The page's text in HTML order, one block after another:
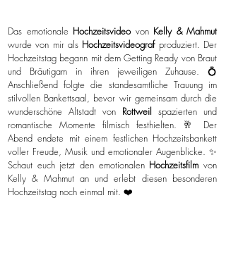
Das emotionale Hochzeitsvideovon Kelly & Mahmut
wurde von mir als Hochzeitsvideograf produziert. Der
Hochzeitstag begann mit dem Getting Ready von Braut
und Bräutigam in ihren jeweiligen Zuhause. 💍
Anschließend folgte die standesamtliche Trauung im
stilvollen Bankettsaal, bevor wir gemeinsam durch die
wunderschöne Altstadt von Rottweil spazierten und
romantische Momente filmisch festhielten. 🥂 Der
Abend endete mit einem festlichen Hochzeitsbankett
voller Freude, Musik und emotionaler Augenblicke. ✨
Schaut euch jetzt den emotionalen Hochzeitsfilmvon
Kelly & Mahmut an und erlebt diesen besonderen
Hochzeitstag noch einmal mit. ❤️